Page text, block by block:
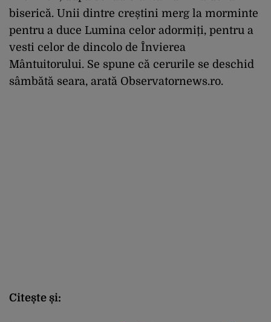
biserică. Unii dintre creștini merg la morminte
pentru a duce Lumina celor adormiți, pentru a
vesti celor de dincolo de Învierea
Mântuitorului. Se spune că cerurile se deschid
sâmbătă seara, arată Observatornews.ro.
Citește și: